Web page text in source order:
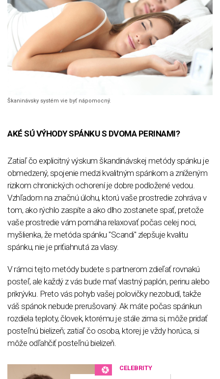
Škaninávsky systém vie byť nápomocný.
AKÉ SÚ VÝHODY SPÁNKU S DVOMA PERINAMI?
Zatiaľ čo explicitný výskum škandinávskej metódy spánku je
obmedzený, spojenie medzi kvalitným spánkom a zníženým
rizikom chronických ochorení je dobre podložené vedou.
Vzhľadom na značnú úlohu, ktorú vaše prostredie zohráva v
tom, ako rýchlo zaspíte a ako dlho zostanete spať, pretože
vaše prostredie vám pomáha relaxovať počas celej noci,
myšlienka, že metóda spánku "Scandi" zlepšuje kvalitu
spánku, nie je priťiahnutá za vlasy.
V rámci tejto metódy budete s partnerom zdieľať rovnakú
posteľ, ale každý z vás bude mať vlastný paplón, perinu alebo
prikrývku. Preto vás pohyb vašej polovičky nezobudí, takže
váš spánok nebude prerušovaný. Ak máte počas spánkun
rozdiela teploty, človek, ktorému je stále zima si, môže pridať
posteľnú bielizeň; zatiaľ čo osoba, ktorej je vždy horúca, si
môže odľahčiť posteľnú bielizeň.
CELEBRITY